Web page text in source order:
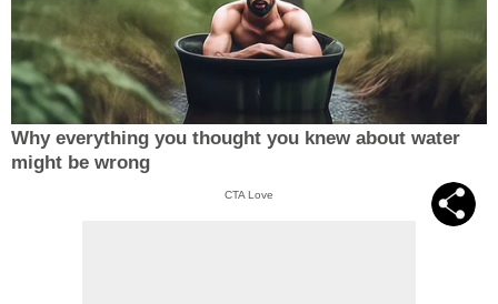
Why everything you thought you knew about water
might be wrong
CTA Love